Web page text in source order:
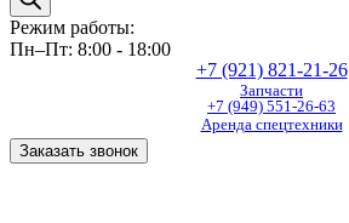
Режим работы:
Пн–Пт: 8:00 - 18:00
+7 (921) 821-21-26
Запчасти
+7 (949) 551-26-63
Аренда спецтехники
Заказать звонок